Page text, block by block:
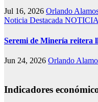
Jul 16, 2026 Orlando
Noticia Destacada
Seremi de Minería reitera
Jun 24, 2026 Orlando
Indicadores